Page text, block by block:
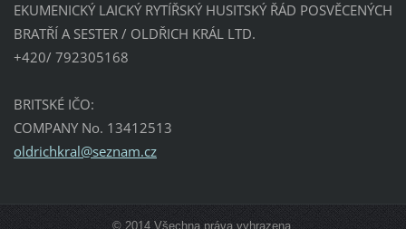
EKUMENICKÝ LAICKÝ RYTÍŘSKÝ HUSITSKÝ ŘÁD POSVĚCENÝCH
BRATŘÍ A SESTER / OLDŘICH KRÁL LTD.
+420/ 792305168
BRITSKÉ IČO:
COMPANY No. 13412513
oldrichkral@seznam.cz
© 2014 Všechna práva vyhrazena.